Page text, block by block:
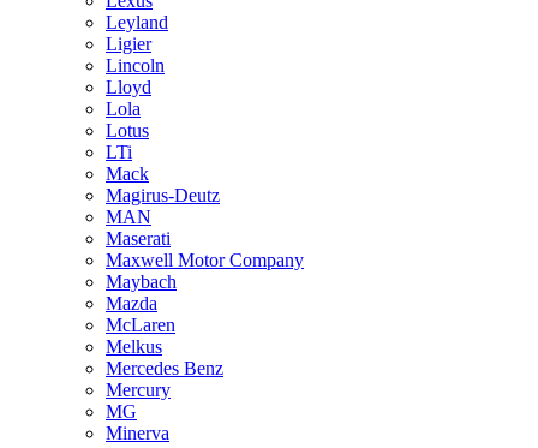
Leyland
Ligier
Lincoln
Lloyd
Lola
Lotus
LTi
Mack
Magirus-Deutz
MAN
Maserati
Maxwell Motor Company
Maybach
Mazda
McLaren
Melkus
Mercedes Benz
Mercury
MG
Minerva